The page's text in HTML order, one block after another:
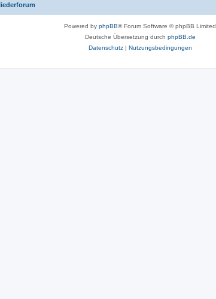
Powered by phpBB® Forum Software © phpBB Limited
Deutsche Übersetzung durch phpBB.de
Datenschutz| Nutzungsbedingungen